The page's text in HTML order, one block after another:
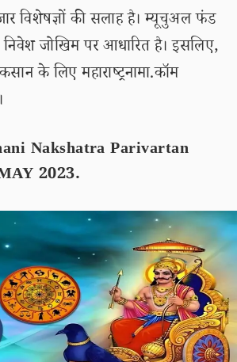
विशेषज्ञों की सलाह है। म्यूचुअल फंड
जोखिम पर आधारित है। इसलिए,
के लिए महाराष्ट्रनामा.कॉम
Nakshatra Parivartan
2023.